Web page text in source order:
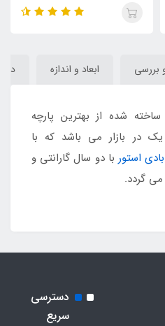
بررسی ابعاد و اندازه
شده از بهترین پارچه
در بازار می باشد که با
استور با دو سال گارانتی و
گردد.
دسترسی
سریع